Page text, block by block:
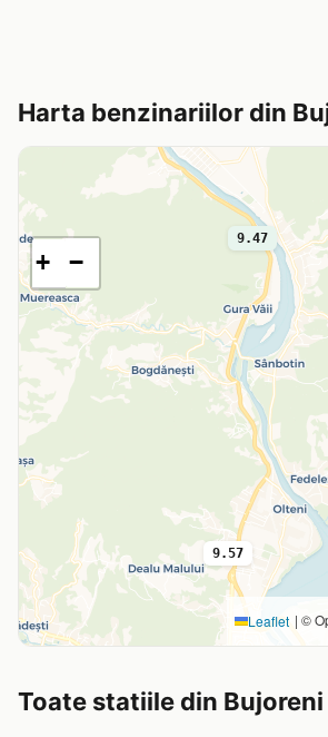
Harta benzinariilor din
9.47
9.57
+ −
Leaflet | ©
Toate statiile din Bujoreni